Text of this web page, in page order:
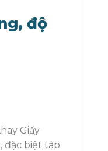
độ
Giấy
đặc biệt tập